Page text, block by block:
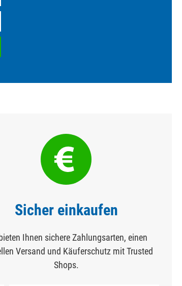
Sicher einkaufen
Ihnen sichere Zahlungsarten, einen
Versand und Käuferschutz mit Trusted
Shops.